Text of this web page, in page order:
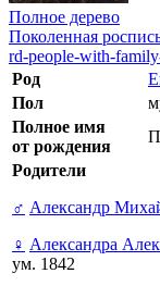
Полное дерево
Поколенная
rd-people-with-
Род
Пол
Полное имя
от рождения
Родители
♂ Александр
♀ Александра
ум. 1842